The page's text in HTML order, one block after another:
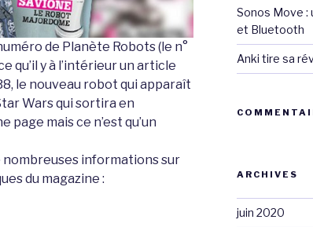
de Planète Robots (le n°
qu’il y à l’intérieur un article
le nouveau robot qui apparaît
Wars qui sortira en
page mais ce n’est qu’un
informations sur
du magazine :
Sonos Move :
et Bluetooth
Anki tire sa
ARCHIVES
juin 2020